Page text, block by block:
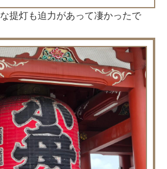
提灯も迫力があって凄かったで